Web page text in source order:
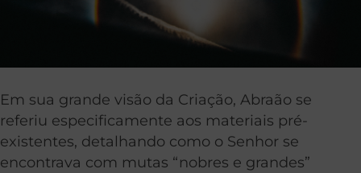
Em sua grande visão da Criação, Abraão se
referiu especificamente aos materiais pré-
existentes, detalhando como o Senhor se
encontrava com mutas “nobres e grandes”